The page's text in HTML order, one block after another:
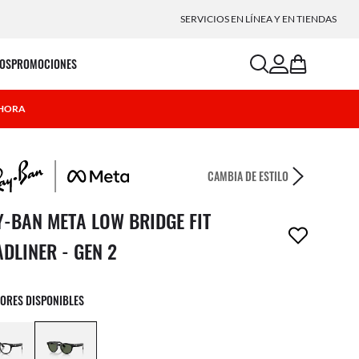
SERVICIOS EN LÍNEA Y EN TIENDAS
PROMOCIONES searchaccount
bag
CAMBIA DE ESTILO
se ha eliminado de tu lista de deseos.
BAN META LOW BRIDGE FIT
- GEN 2
DISPONIBLES